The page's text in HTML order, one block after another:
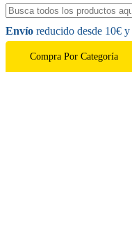
Envío reducido desde 10€ y
Compra Por Categoría